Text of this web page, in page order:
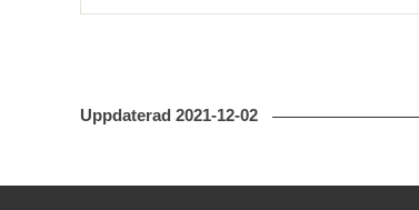
Uppdaterad 2021-12-02